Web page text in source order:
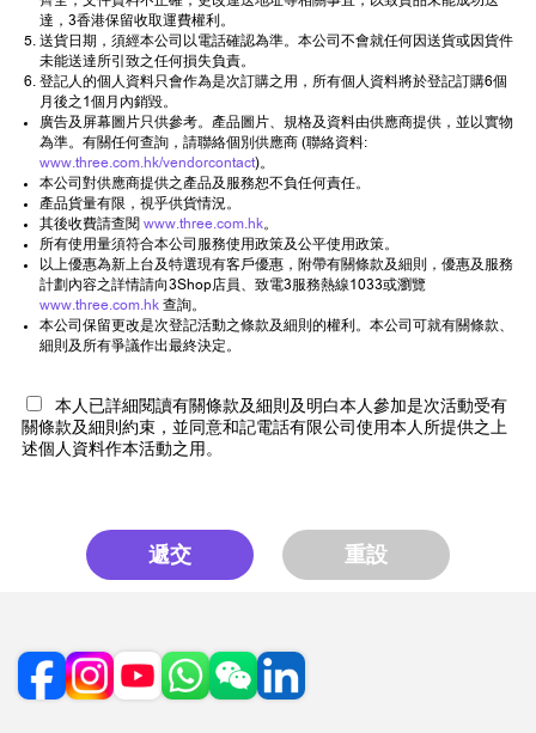
達，3香港保留收取運費權利。
送貨日期，須經本公司以電話確認為準。本公司不會就任何因送貨或因貨件
未能送達所引致之任何損失負責。
登記人的個人資料只會作為是次訂購之用，所有個人資料將於登記訂購6個
月後之1個月內銷毀。
廣告及屏幕圖片只供參考。產品圖片、規格及資料由供應商提供，並以實物
為準。有關任何查詢，請聯絡個別供應商 (聯絡資料:
www.three.com.hk/vendorcontact)。
本公司對供應商提供之產品及服務恕不負任何責任。
產品貨量有限，視乎供貨情況。
其後收費請查閱 www.three.com.hk。
所有使用量須符合本公司服務使用政策及公平使用政策。
以上優惠為新上台及特選現有客戶優惠，附帶有關條款及細則，優惠及服務
計劃內容之詳情請向3Shop店員、致電3服務熱線1033或瀏覽
www.three.com.hk 查詢。
本公司保留更改是次登記活動之條款及細則的權利。本公司可就有關條款、
細則及所有爭議作出最終決定。
本人已詳細閱讀有關條款及細則及明白本人參加是次活動受有
關條款及細則約束，並同意和記電話有限公司使用本人所提供之上
述個人資料作本活動之用。
遞交 重設